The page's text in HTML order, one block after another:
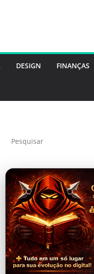
DESIGN FINANÇAS